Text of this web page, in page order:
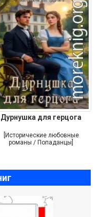
Дурнушка для герцога
[Исторические любовные
романы / Попаданцы]